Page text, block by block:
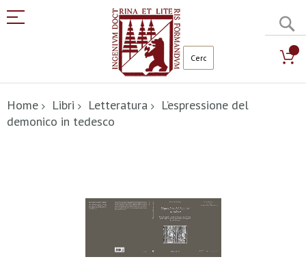
al
contenuto
Home Libri Letteratura
L’espressione del
demonico in tedesco